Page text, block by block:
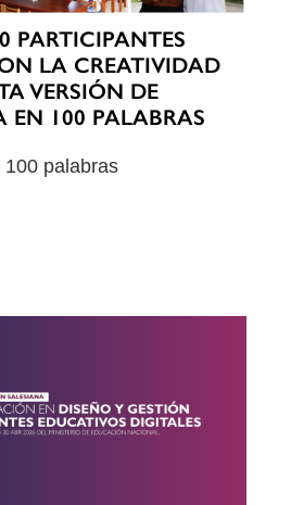
PARTICIPANTES
LA CREATIVIDAD
VERSIÓN DE
EN 100 PALABRAS
palabras